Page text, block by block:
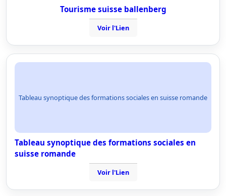
Tourisme suisse ballenberg
Voir l'Lien
Tableau synoptique des formations sociales en suisse romande
Tableau synoptique des formations sociales en
suisse romande
Voir l'Lien